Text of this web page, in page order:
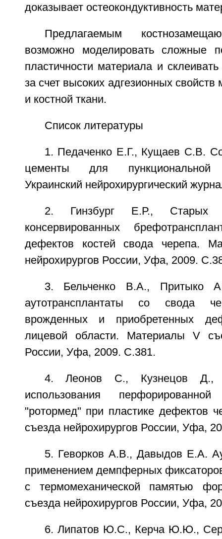
доказывает остеокондуктивность
Предлагаемым
возможно моделировать сложные
пластичности материала и
за счет высоких адгезионных
и костной ткани.
Список литературы
1. Педаченко Е.Г., Кущаев С.В.
цементы для пункциональной
Украинский нейрохирургический
2. Гинзбург Е.Р., Старых
консервированных
дефектов костей свода черепа.
нейрохирургов России, Уфа, 2009.
3. Бельченко В.А., Притыко
аутотрансплантаты со свода
врожденных и приобретенных
лицевой области. Материалы V
России, Уфа, 2009. С.381.
4. Леонов С., Кузнецов
использования
"ротормед" при пластике дефектов
съезда нейрохирургов России, Уфа,
5. Геворков А.В., Давыдов Е.А.
применением демпферных
с термомеханической памятью
съезда нейрохирургов России, Уфа,
6. Липатов Ю.С., Керча Ю.Ю.,